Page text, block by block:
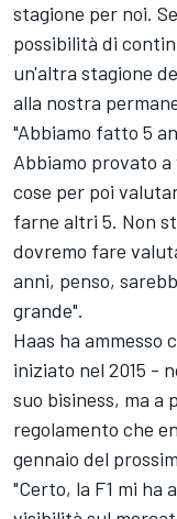
stagione per noi.
possibilità di
un'altra stagione
alla nostra
"Abbiamo fatto 5
Abbiamo provato
cose per poi
farne altri 5. Non
dovremo fare
anni, penso,
grande".
Haas ha ammesso
iniziato nel 2015 -
suo bisiness, ma a
regolamento che
gennaio del
"Certo, la F1 mi ha